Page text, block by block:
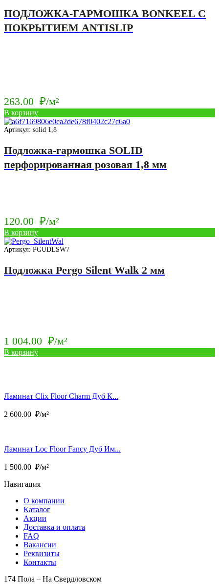
ПОДЛОЖКА-ГАРМОШКА BONKEEL С
ПОКРЫТИЕМ ANTISLIP
263.00 ₽/м²
В корзину
Артикул: solid 1,8
Подложка-гармошка SOLID
перфорированная розовая 1,8 мм
120.00 ₽/м²
В корзину
Артикул: PGUDLSW7
Подложка Pergo Silent Walk 2 мм
1 004.00 ₽/м²
В корзину
Ламинат Clix Floor Charm Дуб К...
2 600.00 ₽/м²
Ламинат Loc Floor Fancy Дуб Им...
1 500.00 ₽/м²
Навигация
О компании
Каталог
Акции
Доставка и оплата
FAQ
Вакансии
Реквизиты
Контакты
174 Пола – На Свердловском